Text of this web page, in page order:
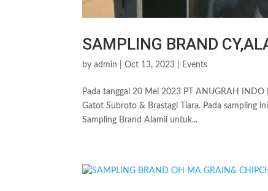
SAMPLING BRAND
byadmin |Oct 13, 2023 Events
Pada tanggal 20 Mei 2023 PT ANUGRAH
Gatot Subroto & Brastagi Tiara. Pada sampling
Sampling Brand Alamii untuk...